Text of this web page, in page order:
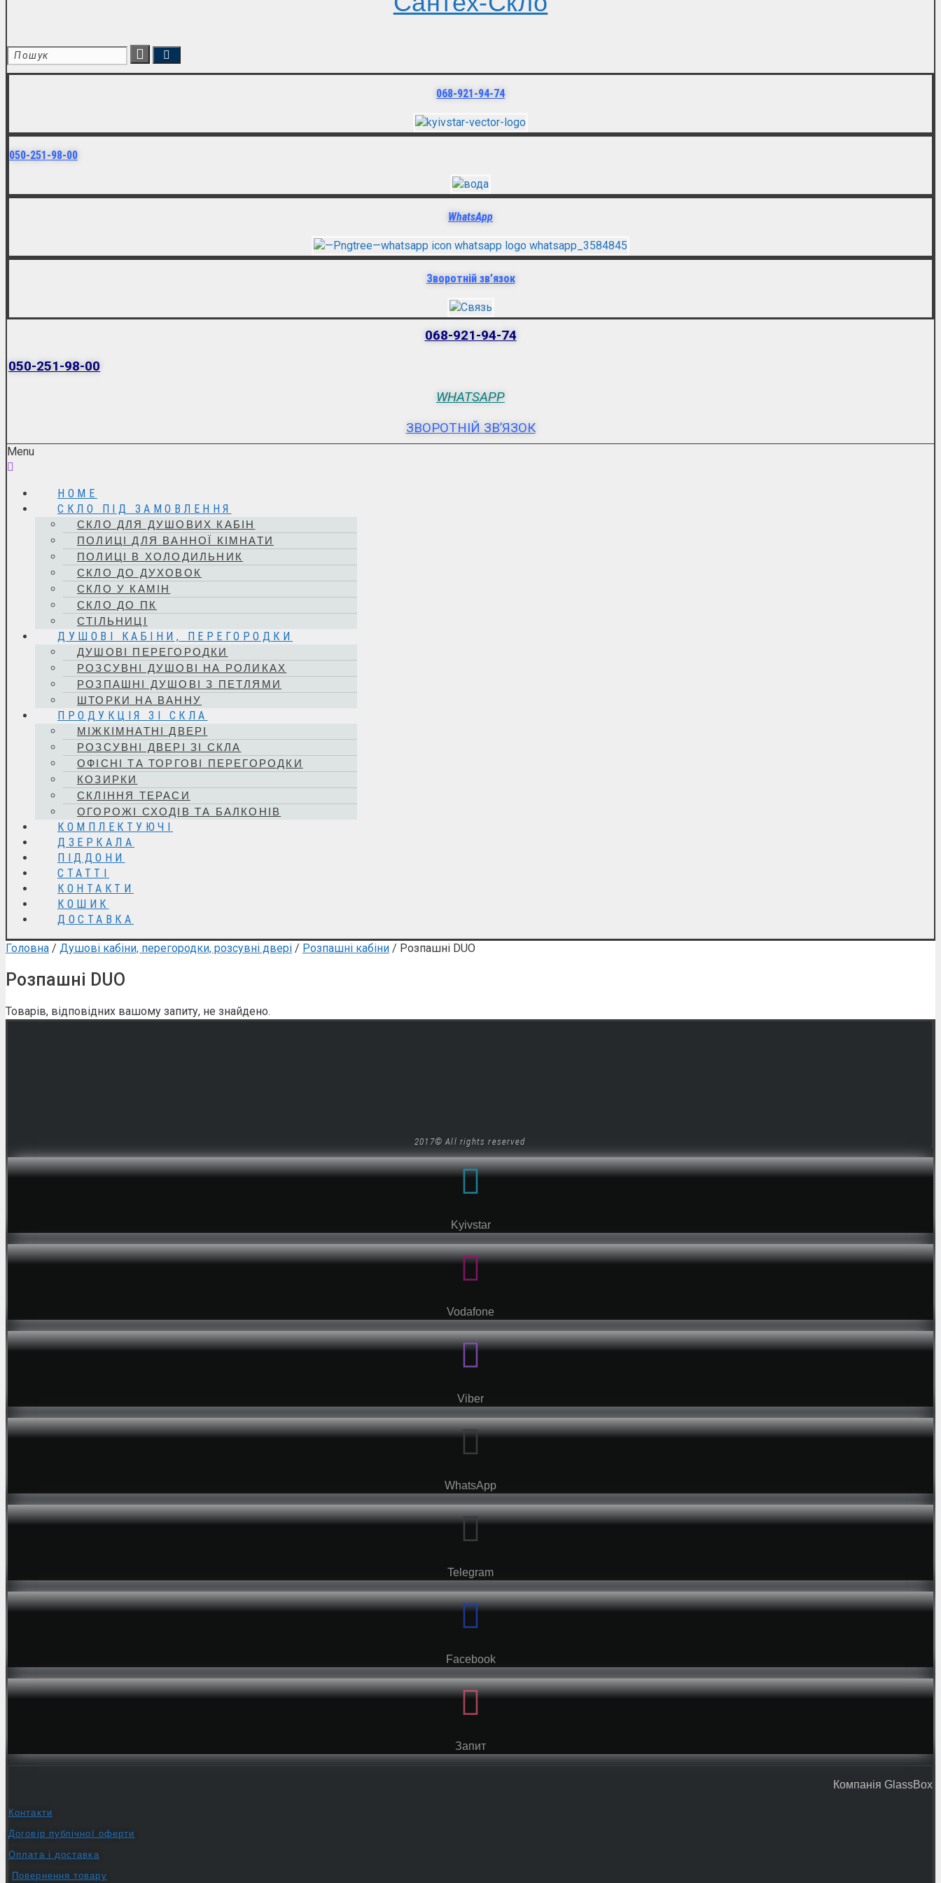
068-921-94-74
050-251-98-00
WhatsApp
Зворотній зв’язок
068-921-94-74
050-251-98-00
WHATSAPP
ЗВОРОТНІЙ ЗВ’ЯЗОК
Menu
HOME
СКЛО ПІД ЗАМОВЛЕННЯ
СКЛО ДЛЯ ДУШОВИХ КАБІН
ПОЛИЦІ ДЛЯ ВАННОЇ КІМНАТИ
ПОЛИЦІ В ХОЛОДИЛЬНИК
СКЛО ДО ДУХОВОК
СКЛО У КАМІН
СКЛО ДО ПК
СТІЛЬНИЦІ
ДУШОВІ КАБІНИ, ПЕРЕГОРОДКИ
ДУШОВІ ПЕРЕГОРОДКИ
РОЗСУВНІ ДУШОВІ НА РОЛИКАХ
РОЗПАШНІ ДУШОВІ З ПЕТЛЯМИ
ШТОРКИ НА ВАННУ
ПРОДУКЦІЯ ЗІ СКЛА
МІЖКІМНАТНІ ДВЕРІ
РОЗСУВНІ ДВЕРІ ЗІ СКЛА
ОФІСНІ ТА ТОРГОВІ ПЕРЕГОРОДКИ
КОЗИРКИ
СКЛІННЯ ТЕРАСИ
ОГОРОЖІ СХОДІВ ТА БАЛКОНІВ
КОМПЛЕКТУЮЧІ
ДЗЕРКАЛА
ПІДДОНИ
СТАТТІ
КОНТАКТИ
КОШИК
ДОСТАВКА
Головна / Душові кабіни, перегородки, розсувні двері / Розпашні кабіни / Розпашні DUO
Розпашні DUO
Товарів, відповідних вашому запиту, не знайдено.
2017© All rights reserved
Kyivstar
Vodafone
Viber
WhatsApp
Telegram
Facebook
Запит
Компанія GlassBox
Контакти
Договір публічної оферти
Оплата і доставка
Повернення товару